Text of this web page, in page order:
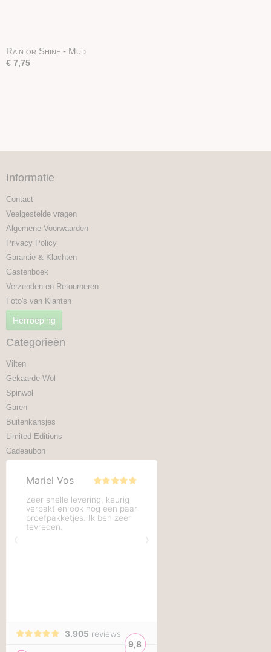
Rain or Shine - Mud
€ 7,75
Informatie
Contact
Veelgestelde vragen
Algemene Voorwaarden
Privacy Policy
Garantie & Klachten
Gastenboek
Verzenden en Retourneren
Foto's van Klanten
Herroeping
Categorieën
Vilten
Gekaarde Wol
Spinwol
Garen
Buitenkansjes
Limited Editions
Cadeaubon